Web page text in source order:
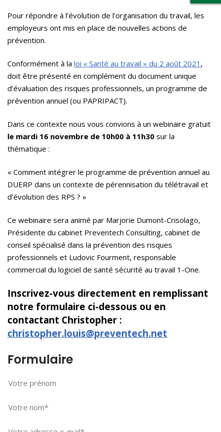
Pour répondre à l’évolution de l’organisation du travail, les
employeurs ont mis en place de nouvelles actions de
prévention.
Conformément à la loi « Santé au travail » du 2 août 2021 ,
doit être présenté en complément du document unique
d’évaluation des risques professionnels, un programme de
prévention annuel (ou PAPRIPACT).
Dans ce contexte nous vous convions à un webinaire gratuit
le mardi 16 novembre de 10h00 à 11h30 sur la
thématique :
« Comment intégrer le programme de prévention annuel au
DUERP dans un contexte de pérennisation du télétravail et
d’évolution des RPS ? »
Ce webinaire sera animé par Marjorie Dumont-Crisolago,
Présidente du cabinet Preventech Consulting, cabinet de
conseil spécialisé dans la prévention des risques
professionnels et Ludovic Fourment, responsable
commercial du logiciel de santé sécurité au travail 1-One.
Inscrivez-vous directement en remplissant
notre formulaire ci-dessous ou en
contactant Christopher :
christopher.louis@preventech.net
Formulaire